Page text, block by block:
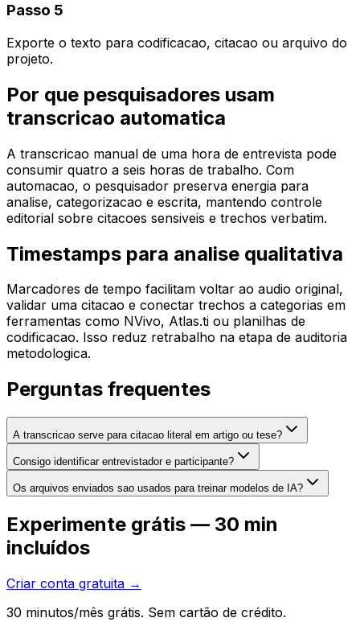
Passo 5
Exporte o texto para codificacao, citacao ou arquivo do
projeto.
Por que pesquisadores usam
transcricao automatica
A transcricao manual de uma hora de entrevista pode
consumir quatro a seis horas de trabalho. Com
automacao, o pesquisador preserva energia para
analise, categorizacao e escrita, mantendo controle
editorial sobre citacoes sensiveis e trechos verbatim.
Timestamps para analise qualitativa
Marcadores de tempo facilitam voltar ao audio original,
validar uma citacao e conectar trechos a categorias em
ferramentas como NVivo, Atlas.ti ou planilhas de
codificacao. Isso reduz retrabalho na etapa de auditoria
metodologica.
Perguntas frequentes
A transcricao serve para citacao literal em artigo ou tese?
Consigo identificar entrevistador e participante?
Os arquivos enviados sao usados para treinar modelos de IA?
Experimente grátis — 30 min
incluídos
Criar conta gratuita →
30 minutos/mês grátis. Sem cartão de crédito.